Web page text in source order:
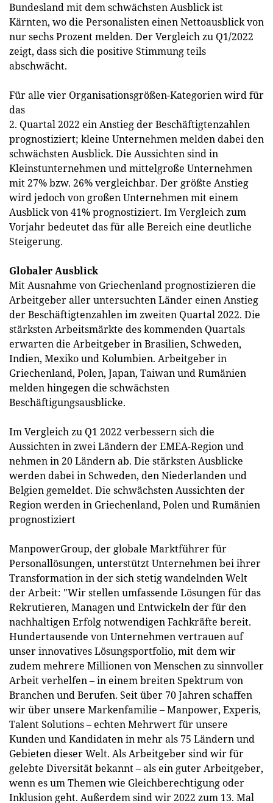
Bundesland mit dem schwächsten Ausblick ist
Kärnten, wo die Personalisten einen Nettoausblick von
nur sechs Prozent melden. Der Vergleich zu Q1/2022
zeigt, dass sich die positive Stimmung teils
abschwächt.
Für alle vier Organisationsgrößen-Kategorien wird für
das
2. Quartal 2022 ein Anstieg der Beschäftigtenzahlen
prognostiziert; kleine Unternehmen melden dabei den
schwächsten Ausblick. Die Aussichten sind in
Kleinstunternehmen und mittelgroße Unternehmen
mit 27% bzw. 26% vergleichbar. Der größte Anstieg
wird jedoch von großen Unternehmen mit einem
Ausblick von 41% prognostiziert. Im Vergleich zum
Vorjahr bedeutet das für alle Bereich eine deutliche
Steigerung.
Globaler Ausblick
Mit Ausnahme von Griechenland prognostizieren die
Arbeitgeber aller untersuchten Länder einen Anstieg
der Beschäftigtenzahlen im zweiten Quartal 2022. Die
stärksten Arbeitsmärkte des kommenden Quartals
erwarten die Arbeitgeber in Brasilien, Schweden,
Indien, Mexiko und Kolumbien. Arbeitgeber in
Griechenland, Polen, Japan, Taiwan und Rumänien
melden hingegen die schwächsten
Beschäftigungsausblicke.
Im Vergleich zu Q1 2022 verbessern sich die
Aussichten in zwei Ländern der EMEA-Region und
nehmen in 20 Ländern ab. Die stärksten Ausblicke
werden dabei in Schweden, den Niederlanden und
Belgien gemeldet. Die schwächsten Aussichten der
Region werden in Griechenland, Polen und Rumänien
prognostiziert
ManpowerGroup, der globale Marktführer für
Personallösungen, unterstützt Unternehmen bei ihrer
Transformation in der sich stetig wandelnden Welt
der Arbeit: "Wir stellen umfassende Lösungen für das
Rekrutieren, Managen und Entwickeln der für den
nachhaltigen Erfolg notwendigen Fachkräfte bereit.
Hundertausende von Unternehmen vertrauen auf
unser innovatives Lösungsportfolio, mit dem wir
zudem mehrere Millionen von Menschen zu sinnvoller
Arbeit verhelfen – in einem breiten Spektrum von
Branchen und Berufen. Seit über 70 Jahren schaffen
wir über unsere Markenfamilie – Manpower, Experis,
Talent Solutions – echten Mehrwert für unsere
Kunden und Kandidaten in mehr als 75 Ländern und
Gebieten dieser Welt. Als Arbeitgeber sind wir für
gelebte Diversität bekannt – als ein guter Arbeitgeber,
wenn es um Themen wie Gleichberechtigung oder
Inklusion geht. Außerdem sind wir 2022 zum 13. Mal